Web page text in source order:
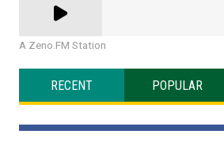
A Zeno.FM Station
RECENT POPULAR